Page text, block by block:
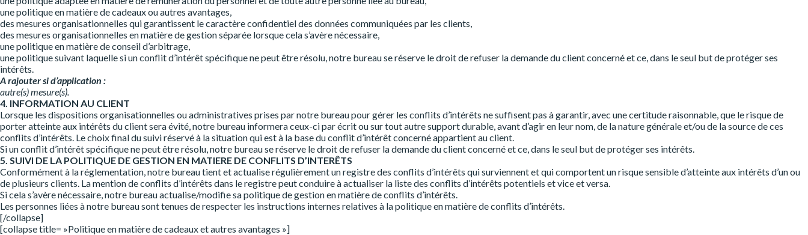
une politique en matière de cadeaux ou autres avantages,
des mesures organisationnelles qui garantissent le caractère confidentiel des données communiquées par les clients,
des mesures organisationnelles en matière de gestion séparée lorsque cela s’avère nécessaire,
une politique en matière de conseil d’arbitrage,
une politique suivant laquelle si un conflit d’intérêt spécifique ne peut être résolu, notre bureau se réserve le droit de refuser la demande du client concerné et ce, dans le seul but de protéger ses
intérêts.
A rajouter si d’application :
autre(s) mesure(s).
4. INFORMATION AU CLIENT
Lorsque les dispositions organisationnelles ou administratives prises par notre bureau pour gérer les conflits d’intérêts ne suffisent pas à garantir, avec une certitude raisonnable, que le risque de
porter atteinte aux intérêts du client sera évité, notre bureau informera ceux-ci par écrit ou sur tout autre support durable, avant d’agir en leur nom, de la nature générale et/ou de la source de ces
conflits d’intérêts. Le choix final du suivi réservé à la situation qui est à la base du conflit d’intérêt concerné appartient au client.
Si un conflit d’intérêt spécifique ne peut être résolu, notre bureau se réserve le droit de refuser la demande du client concerné et ce, dans le seul but de protéger ses intérêts.
5. SUIVI DE LA POLITIQUE DE GESTION EN MATIERE DE CONFLITS D’INTERÊTS
Conformément à la réglementation, notre bureau tient et actualise régulièrement un registre des conflits d’intérêts qui surviennent et qui comportent un risque sensible d’atteinte aux intérêts d’un ou
de plusieurs clients. La mention de conflits d’intérêts dans le registre peut conduire à actualiser la liste des conflits d’intérêts potentiels et vice et versa.
Si cela s’avère nécessaire, notre bureau actualise/modifie sa politique de gestion en matière de conflits d’intérêts.
Les personnes liées à notre bureau sont tenues de respecter les instructions internes relatives à la politique en matière de conflits d’intérêts.
[/collapse]
[collapse title= »Politique en matière de cadeaux et autres avantages »]